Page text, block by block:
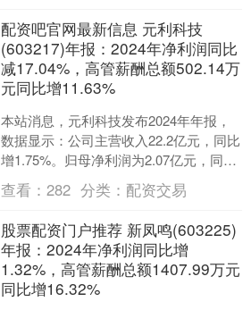
配资吧官网最新信息 元利科技
(603217)年报：2024年净利润同比
减17.04%，高管薪酬总额502.14万
元同比增11.63%
本站消息，元利科技发布2024年年报，
数据显示：公司主营收入22.2亿元，同比
增1.75%。归母净利润为2.07亿元，同比
减17.04%。扣非净利润为1.99亿....
查看：282 分类： 配资交易
股票配资门户推荐 新凤鸣(603225)
年报：2024年净利润同比增
1.32%，高管薪酬总额1407.99万元
同比增16.32%